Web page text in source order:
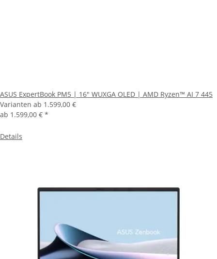
ASUS ExpertBook PM5 | 16" WUXGA OLED | AMD Ryzen™ AI 7 445
Varianten ab 1.599,00 €
ab 1.599,00 € *
Details